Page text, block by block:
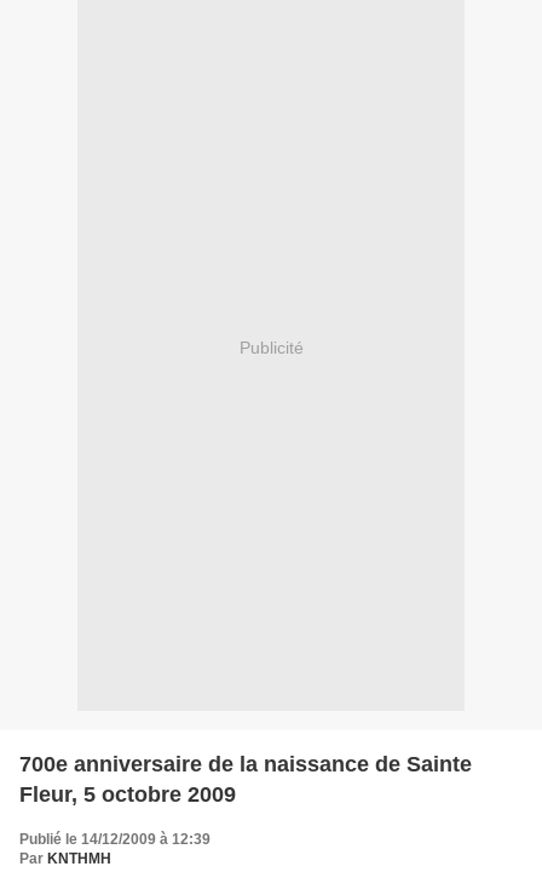
Publicité
700e anniversaire de la naissance de Sainte
Fleur, 5 octobre 2009
Publié le 14/12/2009 à 12:39
Par KNTHMH